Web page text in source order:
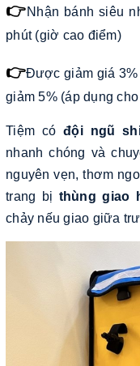
👉Nhận bánh siêu
phút (giờ cao điểm)
👉Được giảm giá
giảm 5% (áp dụng
Tiệm cóđội ngũ
nhanh chóng và
nguyên vẹn, thơm
trang bị thùng giao
chảy nếu giao giữa